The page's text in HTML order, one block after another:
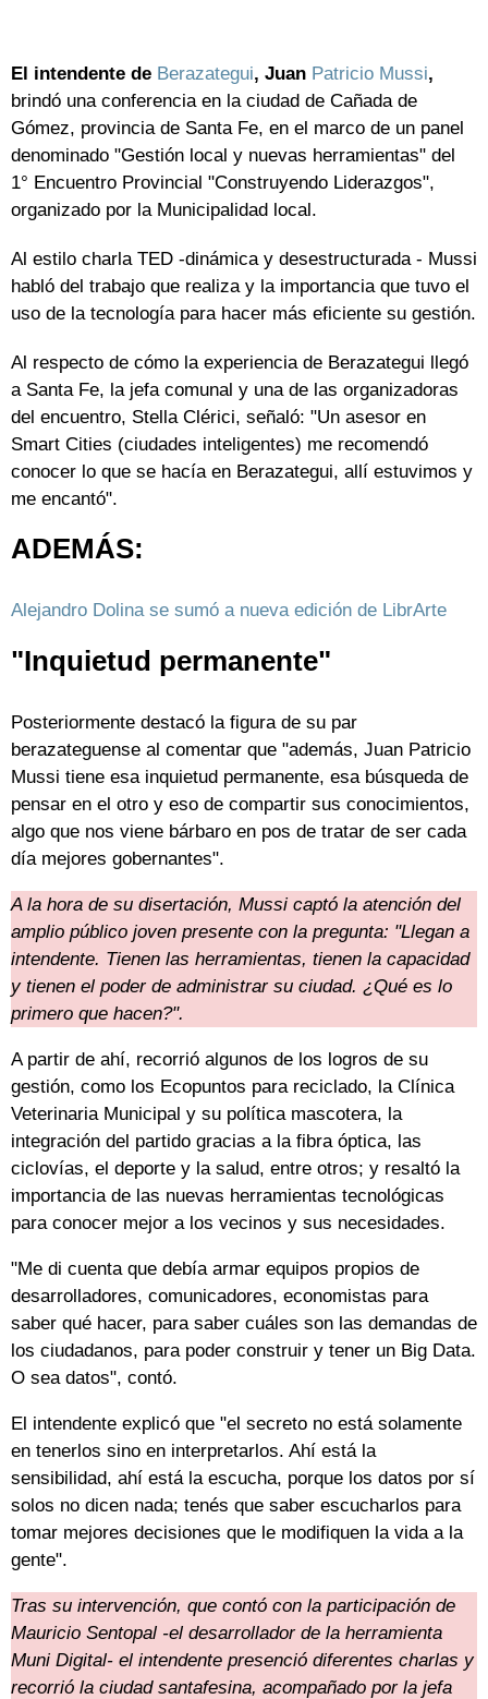
El intendente de Berazategui, Juan Patricio Mussi,
brindó una conferencia en la ciudad de Cañada de
Gómez, provincia de Santa Fe, en el marco de un panel
denominado "Gestión local y nuevas herramientas" del
1° Encuentro Provincial "Construyendo Liderazgos",
organizado por la Municipalidad local.
Al estilo charla TED -dinámica y desestructurada - Mussi
habló del trabajo que realiza y la importancia que tuvo el
uso de la tecnología para hacer más eficiente su gestión.
Al respecto de cómo la experiencia de Berazategui llegó
a Santa Fe, la jefa comunal y una de las organizadoras
del encuentro, Stella Clérici, señaló: "Un asesor en
Smart Cities (ciudades inteligentes) me recomendó
conocer lo que se hacía en Berazategui, allí estuvimos y
me encantó".
ADEMÁS:
Alejandro Dolina se sumó a nueva edición de LibrArte
"Inquietud permanente"
Posteriormente destacó la figura de su par
berazateguense al comentar que "además, Juan Patricio
Mussi tiene esa inquietud permanente, esa búsqueda de
pensar en el otro y eso de compartir sus conocimientos,
algo que nos viene bárbaro en pos de tratar de ser cada
día mejores gobernantes".
A la hora de su disertación, Mussi captó la atención del
amplio público joven presente con la pregunta: "Llegan a
intendente. Tienen las herramientas, tienen la capacidad
y tienen el poder de administrar su ciudad. ¿Qué es lo
primero que hacen?".
A partir de ahí, recorrió algunos de los logros de su
gestión, como los Ecopuntos para reciclado, la Clínica
Veterinaria Municipal y su política mascotera, la
integración del partido gracias a la fibra óptica, las
ciclovías, el deporte y la salud, entre otros; y resaltó la
importancia de las nuevas herramientas tecnológicas
para conocer mejor a los vecinos y sus necesidades.
"Me di cuenta que debía armar equipos propios de
desarrolladores, comunicadores, economistas para
saber qué hacer, para saber cuáles son las demandas de
los ciudadanos, para poder construir y tener un Big Data.
O sea datos", contó.
El intendente explicó que "el secreto no está solamente
en tenerlos sino en interpretarlos. Ahí está la
sensibilidad, ahí está la escucha, porque los datos por sí
solos no dicen nada; tenés que saber escucharlos para
tomar mejores decisiones que le modifiquen la vida a la
gente".
Tras su intervención, que contó con la participación de
Mauricio Sentopal -el desarrollador de la herramienta
Muni Digital- el intendente presenció diferentes charlas y
recorrió la ciudad santafesina, acompañado por la jefa